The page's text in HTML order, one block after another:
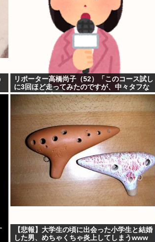
リポーター高橋尚子（52）「このコース試し
に3回ほど走ってみたのですが、中々タフな
コースですよ」
【悲報】大学生の頃に出会った小学生と結婚
した男、めちゃくちゃ炎上してしまうwww